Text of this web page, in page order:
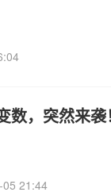
，突然来袭
21:44